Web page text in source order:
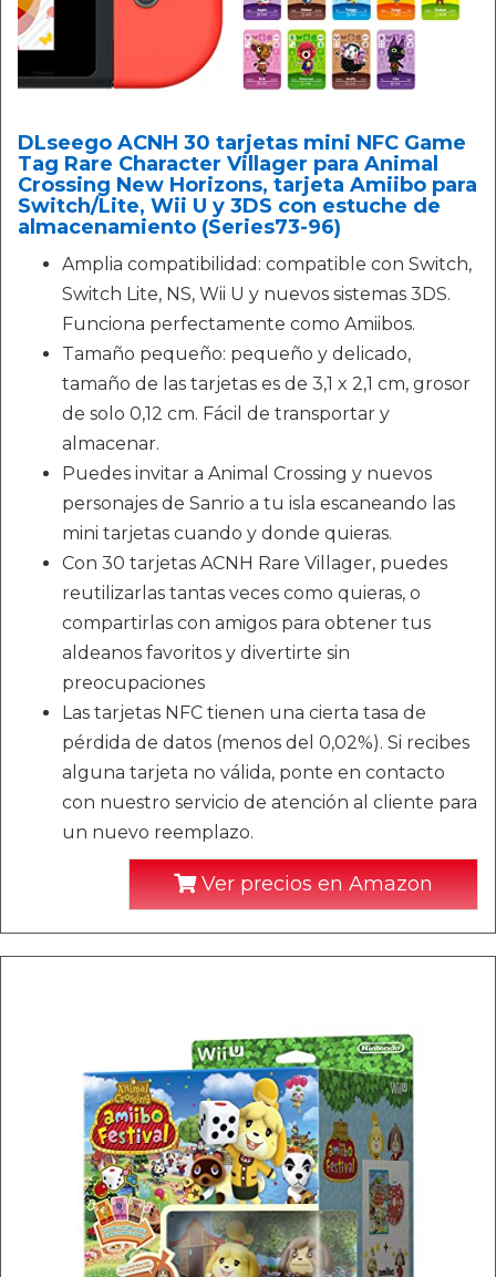
DLseego ACNH 30 tarjetas mini NFC Game
Tag Rare Character Villager para Animal
Crossing New Horizons, tarjeta Amiibo para
Switch/Lite, Wii U y 3DS con estuche de
almacenamiento (Series73-96)
Amplia compatibilidad: compatible con Switch,
Switch Lite, NS, Wii U y nuevos sistemas 3DS.
Funciona perfectamente como Amiibos.
Tamaño pequeño: pequeño y delicado,
tamaño de las tarjetas es de 3,1 x 2,1 cm, grosor
de solo 0,12 cm. Fácil de transportar y
almacenar.
Puedes invitar a Animal Crossing y nuevos
personajes de Sanrio a tu isla escaneando las
mini tarjetas cuando y donde quieras.
Con 30 tarjetas ACNH Rare Villager, puedes
reutilizarlas tantas veces como quieras, o
compartirlas con amigos para obtener tus
aldeanos favoritos y divertirte sin
preocupaciones
Las tarjetas NFC tienen una cierta tasa de
pérdida de datos (menos del 0,02%). Si recibes
alguna tarjeta no válida, ponte en contacto
con nuestro servicio de atención al cliente para
un nuevo reemplazo.
Ver precios en Amazon